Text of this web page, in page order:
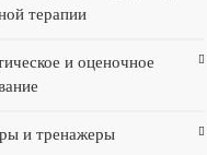
терапии
и оценочное
и тренажеры